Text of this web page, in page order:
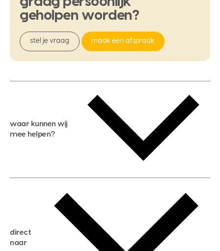
geholpen worden?
stel je vraag maak een afspraak
waar kunnen wij
mee helpen?
gratis zoekservice
huis verkopen
huis kopen
direct
naar